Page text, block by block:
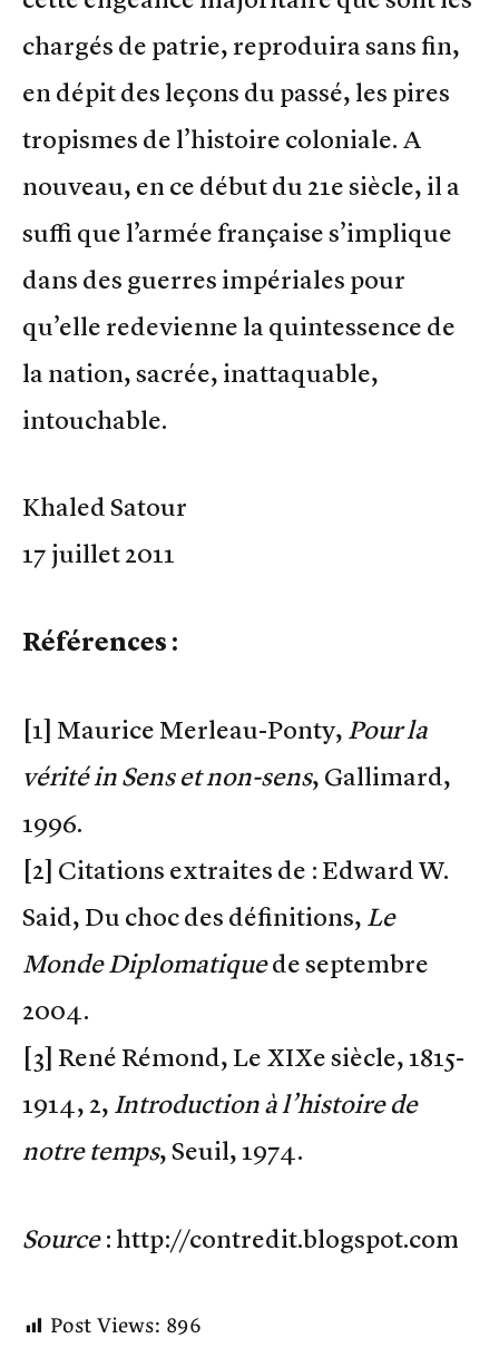
chargés de patrie, reproduira sans fin,
en dépit des leçons du passé, les pires
tropismes de l’histoire coloniale. A
nouveau, en ce début du 21e siècle, il a
suffi que l’armée française s’implique
dans des guerres impériales pour
qu’elle redevienne la quintessence de
la nation, sacrée, inattaquable,
intouchable.
Khaled Satour
17 juillet 2011
Références :
[1] Maurice Merleau-Ponty, Pour la
vérité in Sens et non-sens, Gallimard,
1996.
[2] Citations extraites de : Edward W.
Said, Du choc des définitions, Le
Monde Diplomatiquede septembre
2004.
[3] René Rémond, Le XIXe siècle, 1815-
1914, 2, Introduction à l’histoire de
notre temps, Seuil, 1974.
Source: http://contredit.blogspot.com
Post Views: 896